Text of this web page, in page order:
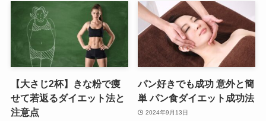
【大さじ2杯】きな粉で痩
せて若返るダイエット法と
注意点
パン好きでも成功 意外と簡
単 パン食ダイエット成功法
2024年9月13日